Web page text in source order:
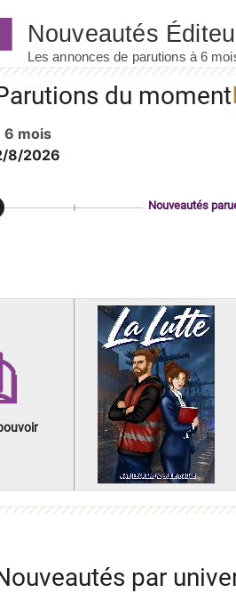
du moment
6 mois
8/2026
Nouveautés
par